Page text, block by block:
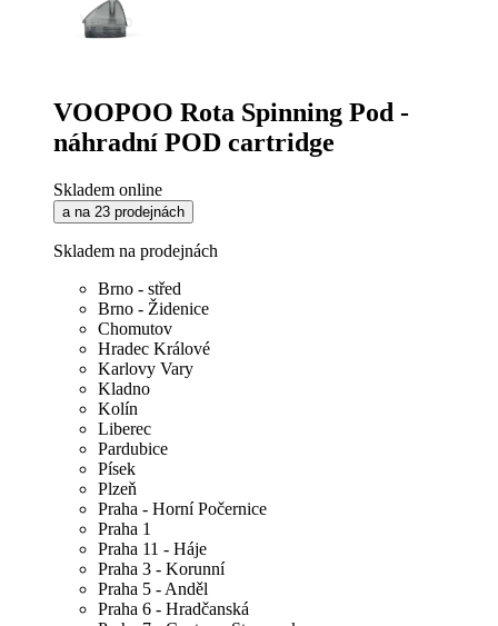
VOOPOO Rota Spinning Pod -
náhradní POD cartridge
Skladem online
a na 23 prodejnách
Skladem na prodejnách
Brno - střed
Brno - Židenice
Chomutov
Hradec Králové
Karlovy Vary
Kladno
Kolín
Liberec
Pardubice
Písek
Plzeň
Praha - Horní Počernice
Praha 1
Praha 11 - Háje
Praha 3 - Korunní
Praha 5 - Anděl
Praha 6 - Hradčanská